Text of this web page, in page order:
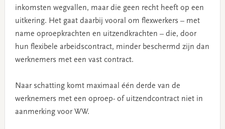
inkomsten wegvallen, maar die geen recht heeft op een
uitkering. Het gaat daarbij vooral om flexwerkers – met
name oproepkrachten en uitzendkrachten – die, door
hun flexibele arbeidscontract, minder beschermd zijn dan
werknemers met een vast contract.
Naar schatting komt maximaal één derde van de
werknemers met een oproep- of uitzendcontract niet in
aanmerking voor WW.